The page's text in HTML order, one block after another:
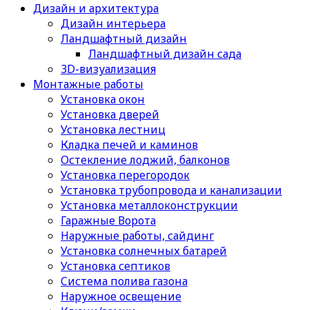
Дизайн и архитектура
Дизайн интерьера
Ландшафтный дизайн
Ландшафтный дизайн сада
3D-визуализация
Монтажные работы
Установка окон
Установка дверей
Установка лестниц
Кладка печей и каминов
Остекление лоджий, балконов
Установка перегородок
Установка трубопровода и канализации
Установка металлоконструкции
Гаражные Ворота
Наружные работы, сайдинг
Установка солнечных батарей
Установка септиков
Cистема полива газона
Наружное освещение